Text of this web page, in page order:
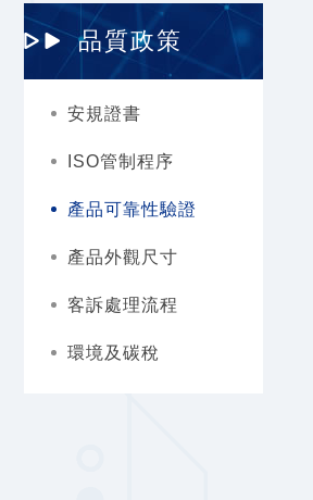
品質政策
安規證書
ISO管制程序
產品可靠性驗證
產品外觀尺寸
客訴處理流程
環境及碳稅